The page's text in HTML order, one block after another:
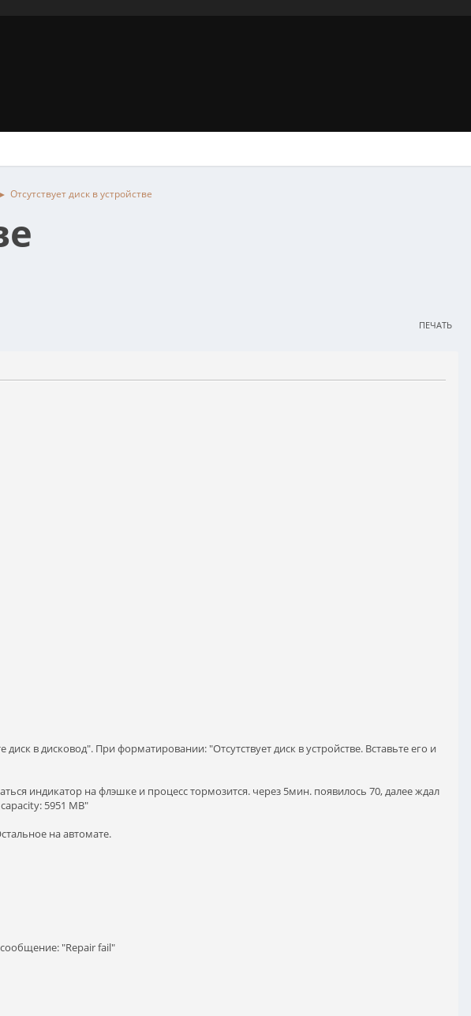
► Отсутствует диск в устройстве
ПЕЧАТЬ
в дисковод". При форматировании: "Отсутствует диск в устройстве. Вставьте его и
индикатор на флэшке и процесс тормозится. через 5мин. появилось 70, далее ждал
5951 MB"
на автомате.
"Repair fail"